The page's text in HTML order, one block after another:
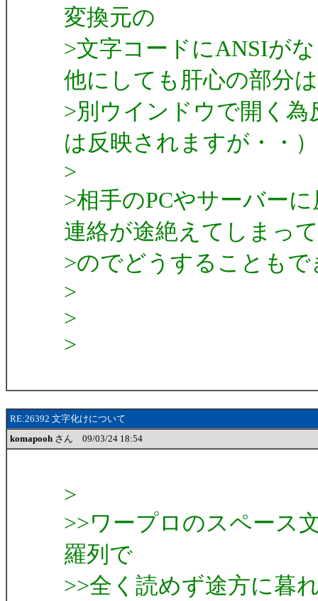
変換元の
>文字コードにANSIが
他にしても肝心の部分は
>別ウインドウで開く
は反映されますが・・）
>
>相手のPCやサーバー
連絡が途絶えてしまっ
>のでどうすることも
>
>
>
RE:26392 文字化けについて
komapooh さん 09/03/24 18:54
>
>>ワープロのスペース
羅列で
>>全く読めず途方に暮